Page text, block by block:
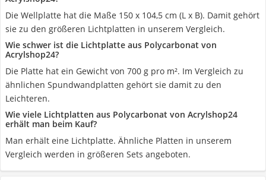
Die Wellplatte hat die Maße 150 x 104,5 cm (L x B). Damit gehört
sie zu den größeren Lichtplatten in unserem Vergleich.
Wie schwer ist die Lichtplatte aus Polycarbonat von
Acrylshop24?
Die Platte hat ein Gewicht von 700 g pro m². Im Vergleich zu
ähnlichen Spundwandplatten gehört sie damit zu den
Leichteren.
Wie viele Lichtplatten aus Polycarbonat von Acrylshop24
erhält man beim Kauf?
Man erhält eine Lichtplatte. Ähnliche Platten in unserem
Vergleich werden in größeren Sets angeboten.